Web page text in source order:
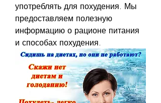
употреблять для похудения. Мы
предоставляем полезную
информацию о рационе питания
и способах похудения.